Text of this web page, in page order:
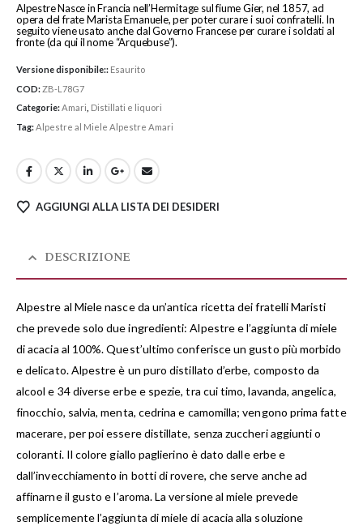
Alpestre Nasce in Francia nell’Hermitage sul fiume Gier, nel 1857, ad
opera del frate Marista Emanuele, per poter curare i suoi confratelli. In
seguito viene usato anche dal Governo Francese per curare i soldati al
fronte (da qui il nome “Arquebuse”).
Versione disponibile:: Esaurito
COD:ZB-L78G7
Categorie:Amari Distillati e liquori
Tag:Alpestre al Miele Alpestre Amari
AGGIUNGI ALLA LISTA DEI DESIDERI
DESCRIZIONE
Alpestre al Miele nasce da un’antica ricetta dei fratelli Maristi
che prevede solo due ingredienti: Alpestre e l’aggiunta di miele
di acacia al 100%. Quest’ultimo conferisce un gusto più morbido
e delicato. Alpestre è un puro distillato d’erbe, composto da
alcool e 34 diverse erbe e spezie, tra cui timo, lavanda, angelica,
finocchio, salvia, menta, cedrina e camomilla; vengono prima fatte
macerare, per poi essere distillate, senza zuccheri aggiunti o
coloranti. Il colore giallo paglierino è dato dalle erbe e
dall’invecchiamento in botti di rovere, che serve anche ad
affinarne il gusto e l’aroma. La versione al miele prevede
semplicemente l’aggiunta di miele di acacia alla soluzione